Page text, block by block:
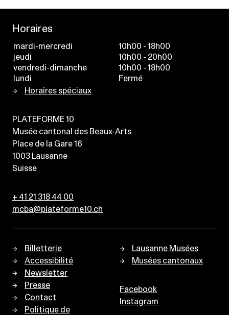
Horaires
mardi-mercredi
10h00 - 18h00
jeudi
10h00 - 20h00
vendredi-dimanche
10h00 - 18h00
lundi
Fermé
Horaires spéciaux
PLATEFORME 10
Musée cantonal des Beaux-Arts
Place de la Gare 16
1003 Lausanne
Suisse
+ 41 21 318 44 00
mcba@plateforme10.ch
Billetterie
Accessibilité
Newsletter
Presse
Contact
Politique de
Lausanne Musées
Musées cantonaux
Facebook
Instagram